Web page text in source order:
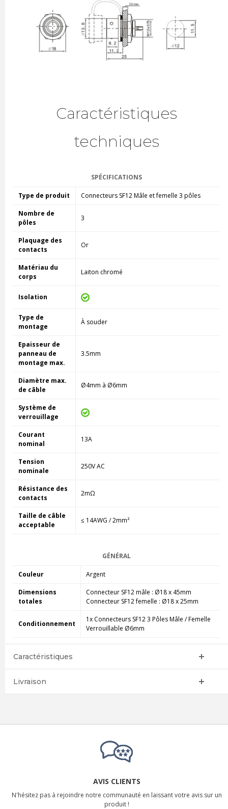
Caractéristiques
techniques
SPÉCIFICATIONS
Type de produit Connecteurs SF12 Mâle et femelle 3 pôles
Nombre de
pôles
3
Plaquage des
contacts
Or
Matériau du
corps
Laiton chromé
Isolation
Type de
montage
À souder
Epaisseur de
panneau de
montage max.
3.5mm
Diamètre max.
de câble
Ø4mm à Ø6mm
Système de
verrouillage
Courant
nominal
13A
Tension
nominale
250V AC
Résistance des
contacts
2mΩ
Taille de câble
acceptable
≤ 14AWG / 2mm²
GÉNÉRAL
Couleur Argent
Dimensions
totales
Connecteur SF12 mâle : Ø18 x 45mm
Connecteur SF12 femelle : Ø18 x 25mm
Conditionnement
1x Connecteurs SF12 3 Pôles Mâle / Femelle
Verrouillable Ø6mm
Caractéristiques
Livraison
AVIS CLIENTS
N'hésitez pas à rejoindre notre communauté en laissant votre avis sur un
produit !